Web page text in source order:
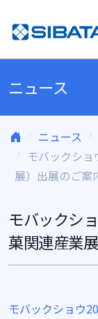
ニュース
ニュース
モバックシ
展）出展のご案
モバックシ
菓関連産業
モバックショウ